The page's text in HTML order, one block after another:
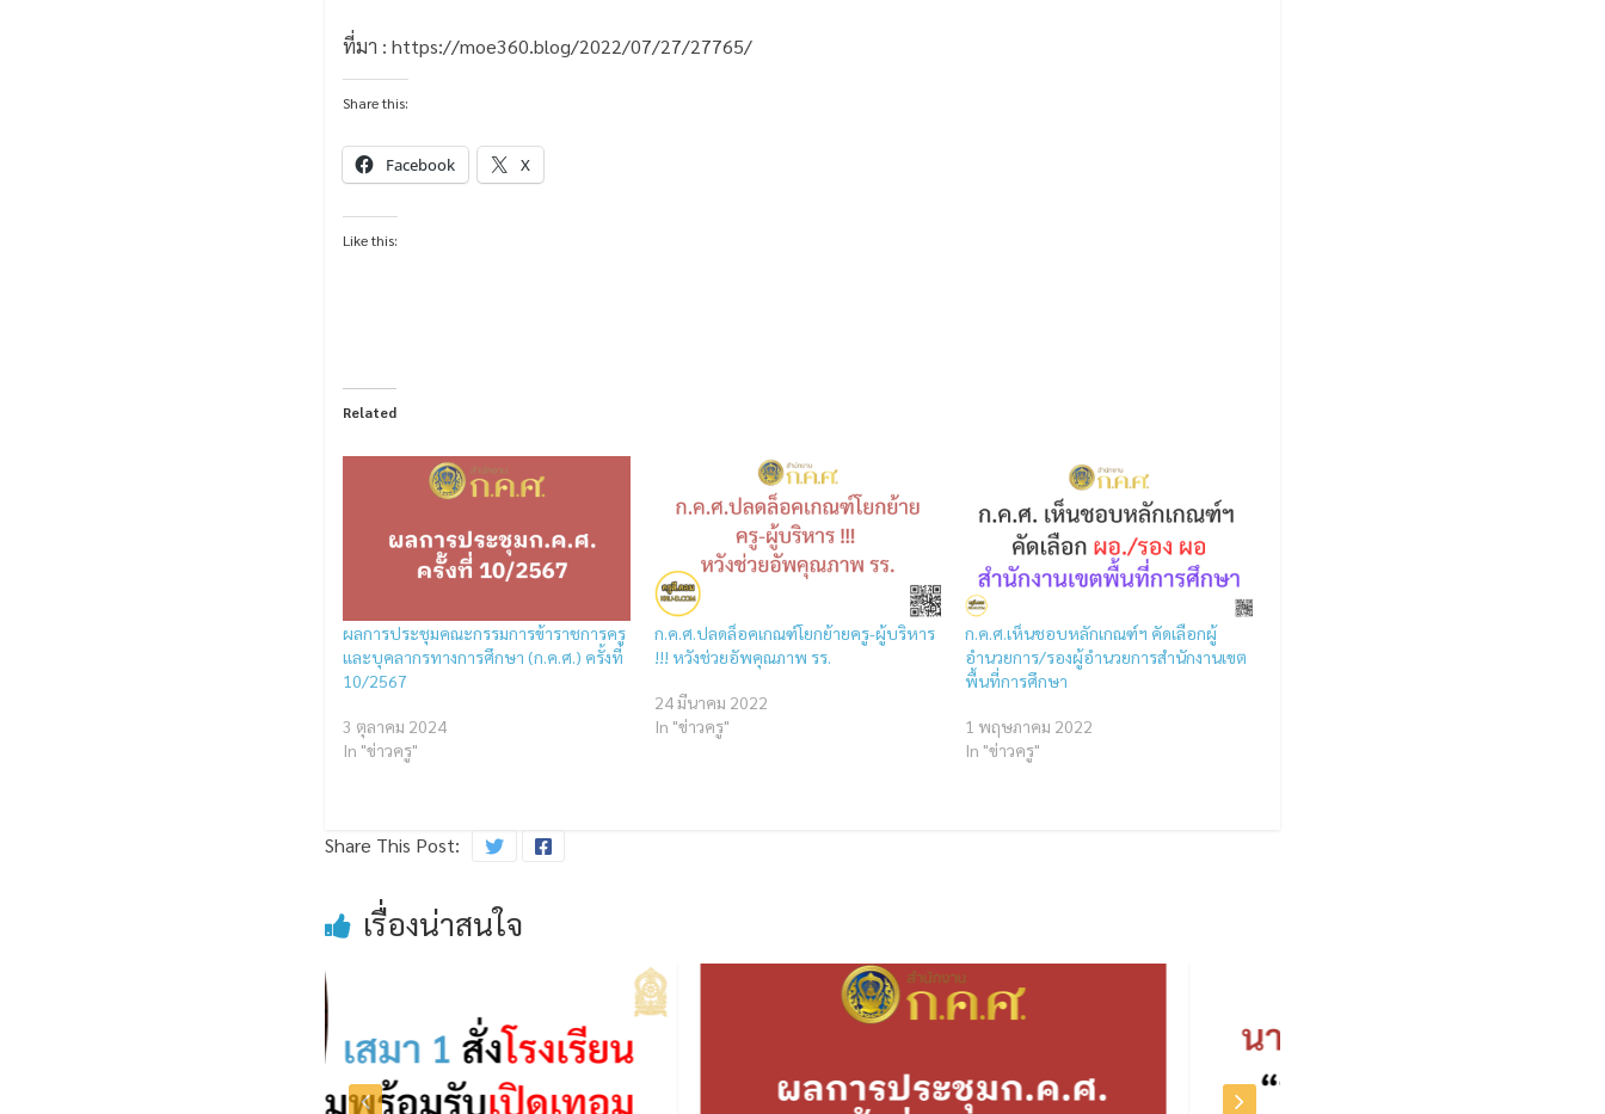
ที่มา : https://moe360.blog/2022/07/27/27765/
Share this:
Facebook X
Like this:
Related
ผลการประชุมคณะกรรมการข้าราชการครู
และบุคลากรทางการศึกษา (ก.ค.ศ.) ครั้งที่
10/2567
3 ตุลาคม 2024
In "ข่าวครู"
ก.ค.ศ.ปลดล็อคเกณฑ์โยกย้ายครู-ผู้บริหาร
!!! หวังช่วยอัพคุณภาพ รร.
24 มีนาคม 2022
In "ข่าวครู"
ก.ค.ศ.เห็นชอบหลักเกณฑ์ฯ คัดเลือกผู้
อำนวยการ/รองผู้อำนวยการสำนักงานเขต
พื้นที่การศึกษา
1 พฤษภาคม 2022
In "ข่าวครู"
Share This Post:
เรื่องน่าสนใจ